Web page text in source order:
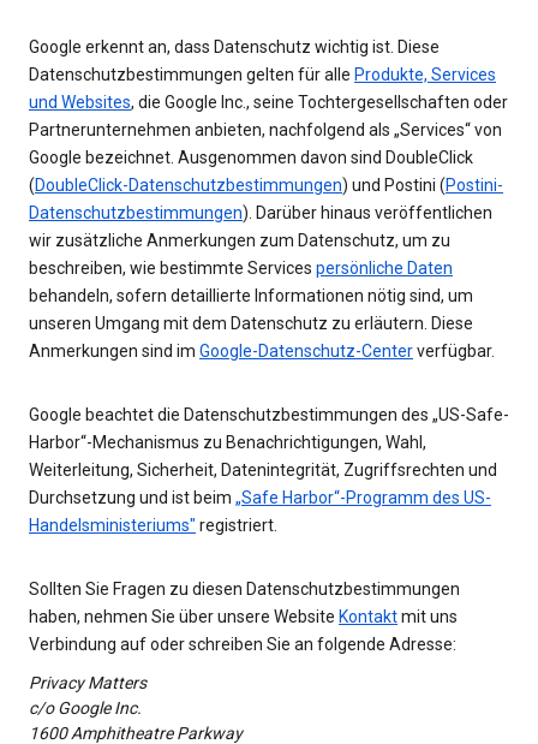
Google erkennt an, dass Datenschutz wichtig ist. Diese
Datenschutzbestimmungen gelten für alle Produkte, Services
und Websites, die Google Inc., seine Tochtergesellschaften oder
Partnerunternehmen anbieten, nachfolgend als „Services“ von
Google bezeichnet. Ausgenommen davon sind DoubleClick
(DoubleClick-Datenschutzbestimmungen) und Postini (Postini-
Datenschutzbestimmungen). Darüber hinaus veröffentlichen
wir zusätzliche Anmerkungen zum Datenschutz, um zu
beschreiben, wie bestimmte Services persönliche Daten
behandeln, sofern detaillierte Informationen nötig sind, um
unseren Umgang mit dem Datenschutz zu erläutern. Diese
Anmerkungen sind im Google-Datenschutz-Centerverfügbar.
Google beachtet die Datenschutzbestimmungen des „US-Safe-
Harbor“-Mechanismus zu Benachrichtigungen, Wahl,
Weiterleitung, Sicherheit, Datenintegrität, Zugriffsrechten und
Durchsetzung und ist beim „Safe Harbor“-Programm des US-
Handelsministeriums" registriert.
Sollten Sie Fragen zu diesen Datenschutzbestimmungen
haben, nehmen Sie über unsere Website Kontaktmit uns
Verbindung auf oder schreiben Sie an folgende Adresse:
Privacy Matters
c/o Google Inc.
1600 Amphitheatre Parkway